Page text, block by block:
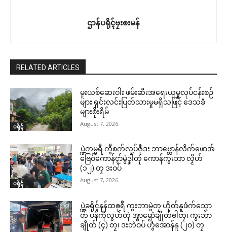
ဌာန်ပရိုၚ်ဗၠးၜးမန်
RELATED ARTICLES
ပရိုၚ်
မူးယစ်ဆေးဝါး ဖမ်းဆီးအရေးယူမှုလုပ်ငန်းစဉ်
များ ရှင်းလင်းပြတ်သားမှုမရှိသဖြင့် ဒေသခံ
များစိုးရိမ်
August 7, 2026
ပရိုၚ်
ပ္ဍဲကမ္မရဳ ကွဳစက်လုပ်ဇီုဒး ဘာဗ္တောန်လိက်ဖောအ်
ဗြေဝ်ကောန်ၚာ်မွဲဒၞါဲတုဲ ကောန်ကွးဘာ လၟိဟ်
(၁၂) တၠ ဒးဝပ်
August 7, 2026
ပ္ဍဲခရိုၚ်နန်ထၜုရဳ ကွးဘာမွဲတၠ ဟိုတ်နူဖံက်သၞော
တ် ပန်ကဵုလွဟ်တုဲ အ္စာၝောံချိုတ်ၜါတၠ၊ ကွးဘာ
ချိုတ် (၄) တၠ၊ ဒးဘဲဝပ် ဟွံအောန်နူ (၂၀) တၠ